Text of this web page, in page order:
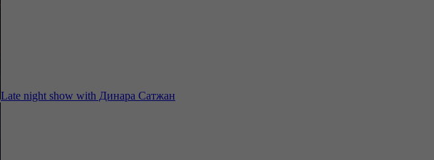
Late night show with Динара Сатжан